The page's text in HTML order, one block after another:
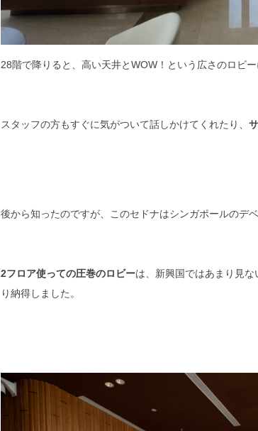
28階で降りると、高い天井とWOW！という広さのロビー
スタッフの方もすぐに気がついて話しかけてくれたり、
後から知ったのですが、このセドナはシンガポールのデ
2フロア使っての圧巻のロビーは、新興国ではあまり見
り納得しました。